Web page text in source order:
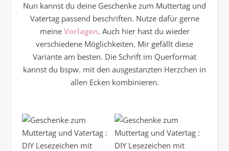
Nun kannst du deine Geschenke zum Muttertag und
Vatertag passend beschriften. Nutze dafür gerne
meine Vorlagen. Auch hier hast du wieder
verschiedene Möglichkeiten. Mir gefällt diese
Variante am besten. Die Schrift im Querformat
kannst du bspw. mit den ausgestanzten Herzchen in
allen Ecken kombinieren.